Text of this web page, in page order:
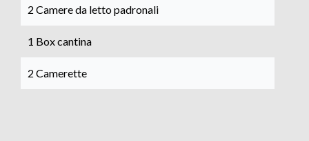
2 Camere da letto padronali
1 Box cantina
2 Camerette